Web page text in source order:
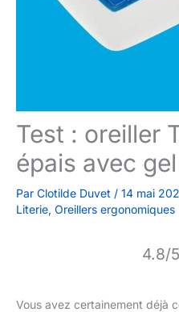
Test : oreiller
épais avec
Par Clotilde Duvet / 14 mai
Literie, Oreillers ergonomiques
4.8/
Vous avez certainement déjà